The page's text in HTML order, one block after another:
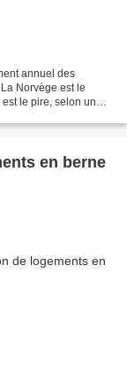
annuel des
Norvège est le
le pire, selon un
en berne